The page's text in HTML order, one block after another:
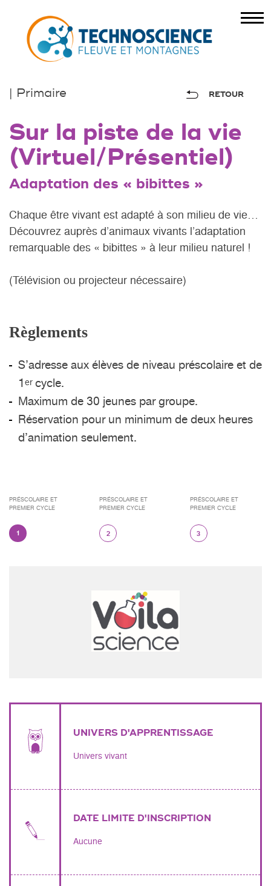
| Primaire RETOUR
Sur la piste de la vie
(Virtuel/Présentiel)
Adaptation des « bibittes »
Chaque être vivant est adapté à son milieu de vie…
Découvrez auprès d’animaux vivants l’adaptation
remarquable des « bibittes » à leur milieu naturel !
(Télévision ou projecteur nécessaire)
Règlements
S’adresse aux élèves de niveau préscolaire et de
1er cycle.
Maximum de 30 jeunes par groupe.
Réservation pour un minimum de deux heures
d’animation seulement.
PRÉSCOLAIRE ET
PREMIER CYCLE
1
PRÉSCOLAIRE ET
PREMIER CYCLE
2
PRÉSCOLAIRE ET
PREMIER CYCLE
3
UNIVERS D'APPRENTISSAGE
Univers vivant
DATE LIMITE D'INSCRIPTION
Aucune